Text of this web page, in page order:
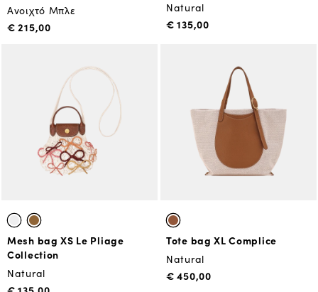
Ανοιχτό Μπλε
€ 215,00
Natural
€ 135,00
Mesh bag XS Le Pliage
Collection
Natural
Tote bag XL Complice
Natural
€ 450,00